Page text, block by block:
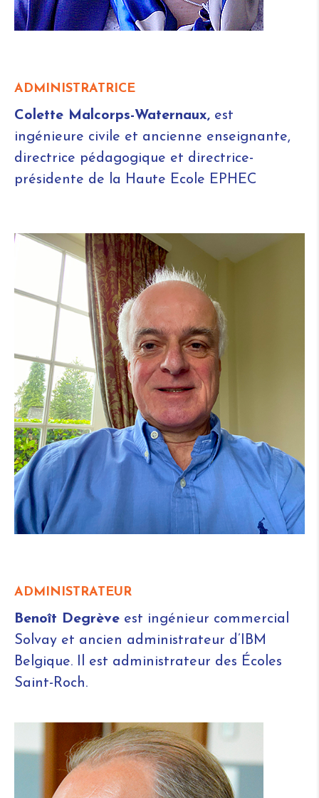
ADMINISTRATRICE
Colette Malcorps-Waternaux, est
ingénieure civile et ancienne enseignante,
directrice pédagogique et directrice-
présidente de la Haute Ecole EPHEC
ADMINISTRATEUR
Benoît Degrève est ingénieur commercial
Solvay et ancien administrateur d’IBM
Belgique. Il est administrateur des Écoles
Saint-Roch.